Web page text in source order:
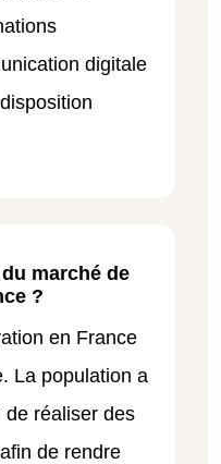
digitale
marché de
?
en France
La population a
de réaliser des
de rendre